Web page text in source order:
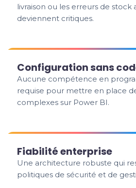
livraison ou les erreurs de stock
deviennent critiques.
Configuration sans
Aucune compétence en
requise pour mettre en place
complexes sur Power BI.
Fiabilité enterprise
Une architecture robuste qui
politiques de sécurité et de